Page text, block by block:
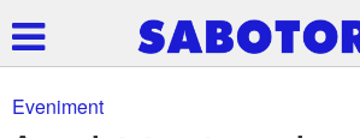
Eveniment